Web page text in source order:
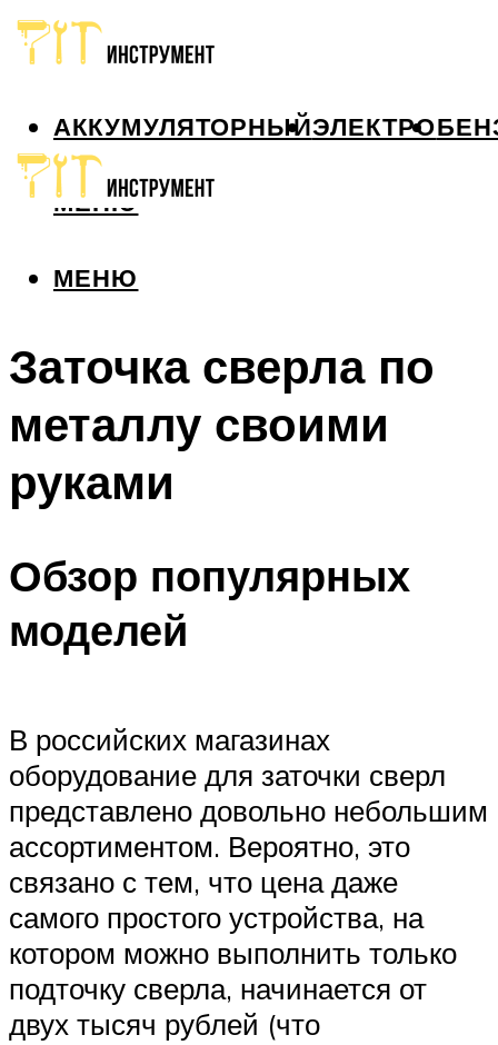
АККУМУЛЯТОРНЫЙЭЛЕКТРО
МЕНЮ
МЕНЮ
Заточка сверла по
металлу своими
руками
Обзор популярных
моделей
В российских магазинах
оборудование для заточки сверл
представлено довольно небольшим
ассортиментом. Вероятно, это
связано с тем, что цена даже
самого простого устройства, на
котором можно выполнить только
подточку сверла, начинается от
двух тысяч рублей (что